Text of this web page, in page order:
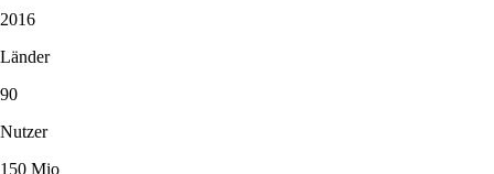
2016
Länder
90
Nutzer
150 Mio